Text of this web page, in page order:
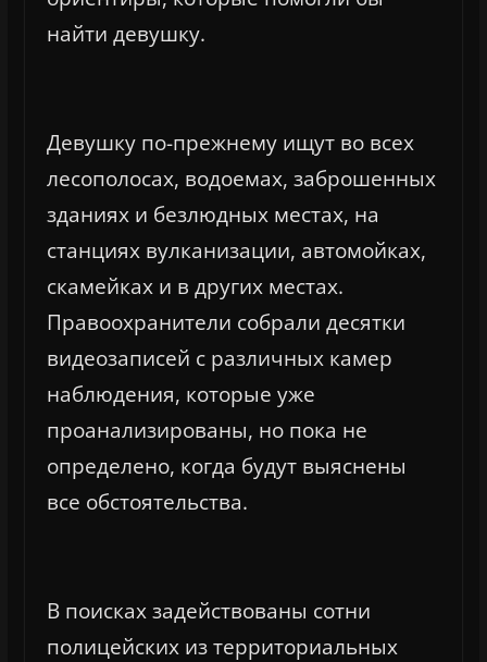
найти девушку.
Девушку по-прежнему ищут во всех
лесополосах, водоемах, заброшенных
зданиях и безлюдных местах, на
станциях вулканизации, автомойках,
скамейках и в других местах.
Правоохранители собрали десятки
видеозаписей с различных камер
наблюдения, которые уже
проанализированы, но пока не
определено, когда будут выяснены
все обстоятельства.
В поисках задействованы сотни
полицейских из территориальных